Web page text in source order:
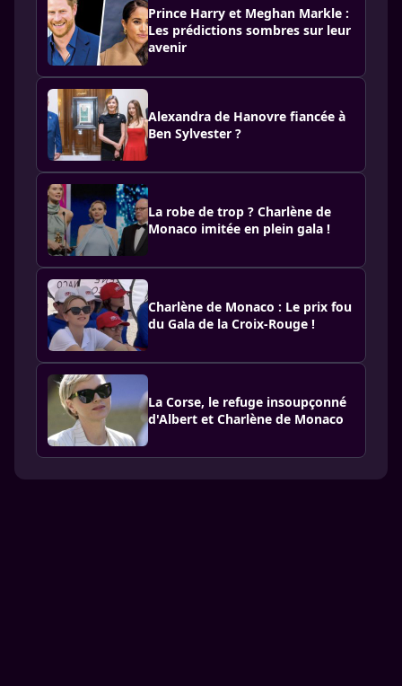
Prince Harry et Meghan Markle :
Les prédictions sombres sur leur
avenir
Alexandra de Hanovre fiancée à
Ben Sylvester ?
La robe de trop ? Charlène de
Monaco imitée en plein gala !
Charlène de Monaco : Le prix fou
du Gala de la Croix-Rouge !
La Corse, le refuge insoupçonné
d'Albert et Charlène de Monaco